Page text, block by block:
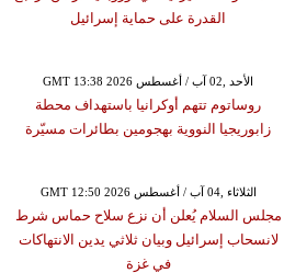
القدرة على حماية إسرائيل
GMT 13:38 2026 الأحد ,02 آب / أغسطس
روساتوم تتهم أوكرانيا باستهداف محطة
زابوريجيا النووية بهجومين بطائرات مسيّرة
GMT 12:50 2026 الثلاثاء ,04 آب / أغسطس
مجلس السلام يُعلن أن نزع سلاح حماس شرط
لانسحاب إسرائيل وبيان ثلاثي يدين الانتهاكات
في غزة